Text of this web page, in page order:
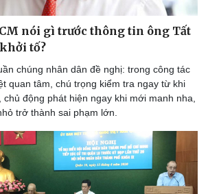
nói gì trước thông tin ông Tất
tố?
chúng nhân dân đề nghị: trong công tác
quan tâm, chú trọng kiểm tra ngay từ khi
chủ động phát hiện ngay khi mới manh nha,
trở thành sai phạm lớn.